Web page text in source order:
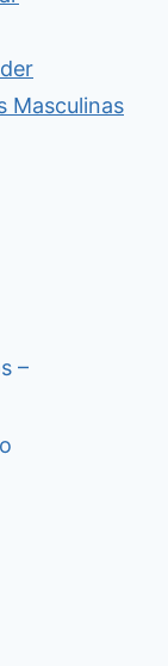
Masculinas
–